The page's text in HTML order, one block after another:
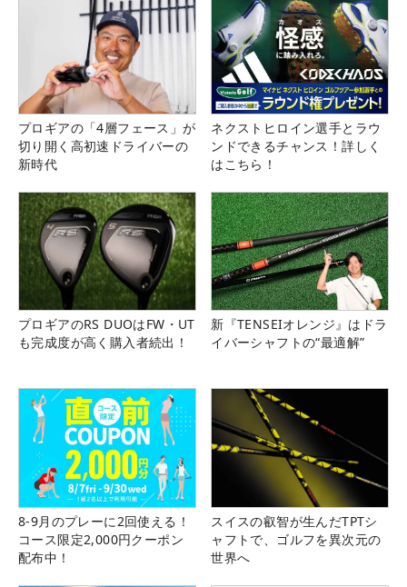
プロギアの「4層フェース」が
切り開く高初速ドライバーの
新時代
ネクストヒロイン選手とラウ
ンドできるチャンス！詳しく
はこちら！
プロギアのRS DUOはFW・UT
も完成度が高く購入者続出！
新『TENSEIオレンジ』はドラ
イバーシャフトの“最適解”
8-9月のプレーに2回使える！
コース限定2,000円クーポン
配布中！
スイスの叡智が生んだTPTシ
ャフトで、ゴルフを異次元の
世界へ